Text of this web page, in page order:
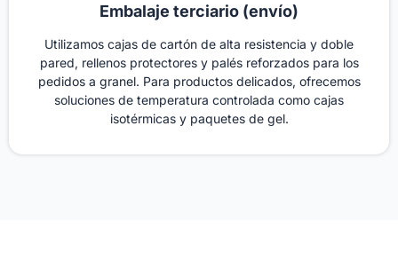
Embalaje terciario (envío)
Utilizamos cajas de cartón de alta resistencia y doble
pared, rellenos protectores y palés reforzados para los
pedidos a granel. Para productos delicados, ofrecemos
soluciones de temperatura controlada como cajas
isotérmicas y paquetes de gel.